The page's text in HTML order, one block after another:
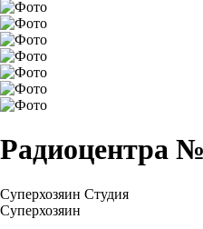
Радиоцентра
Суперхозяин Студия
Суперхозяин